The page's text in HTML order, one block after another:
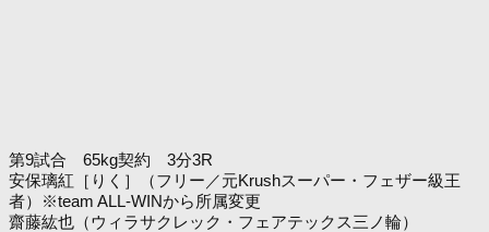
第9試合 65kg契約 3分3R
安保璃紅［りく］（フリー／元Krushスーパー・フェザー級王
者）※team ALL-WINから所属変更
齋藤紘也（ウィラサクレック・フェアテックス三ノ輪）